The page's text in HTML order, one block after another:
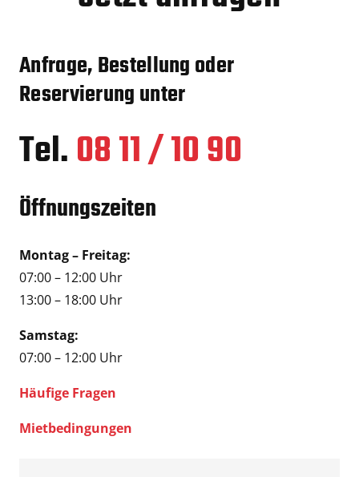
Anfrage, Bestellung oder
Reservierung unter
Tel.08 11 / 10 90
Öffnungszeiten
Montag – Freitag:
07:00 – 12:00 Uhr
13:00 – 18:00 Uhr
Samstag:
07:00 – 12:00 Uhr
Häufige Fragen
Mietbedingungen